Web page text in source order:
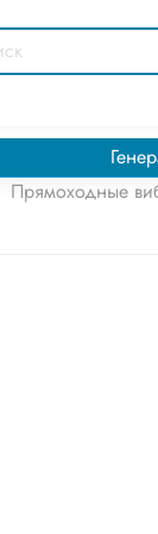
Прямоходные